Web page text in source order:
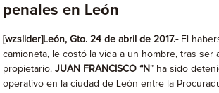
penales en León
[wzslider]León, Gto. 24 de abril de 2017.-El
camioneta, le costó la vida a un hombre, tras ser
propietario.JUAN FRANCISCO “N ” ha sido
operativo en la ciudad de León entre la